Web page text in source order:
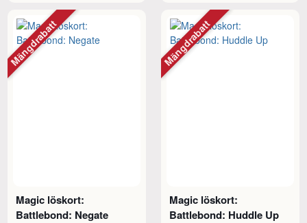
Magic löskort:
Battlebond: Negate
Mängdrabatt
Magic löskort:
Battlebond: Huddle Up
Mängdrabatt